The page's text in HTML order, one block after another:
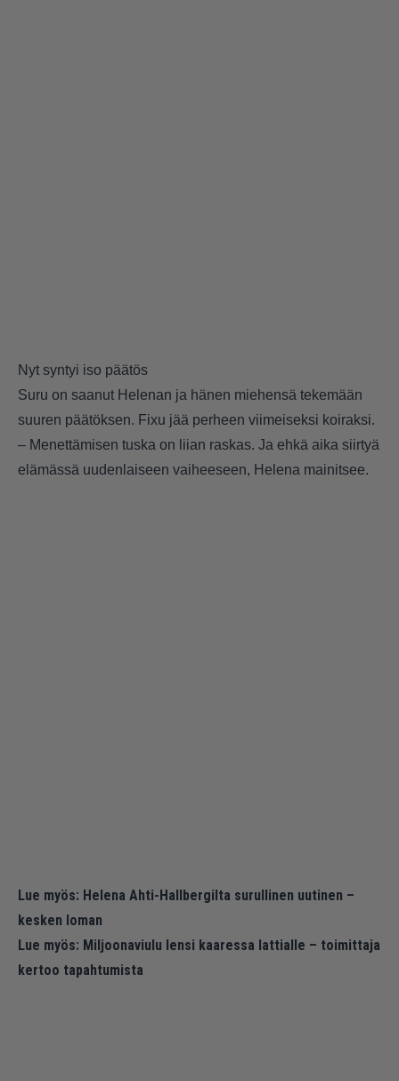
Nyt syntyi iso päätös
Suru on saanut Helenan ja hänen miehensä tekemään
suuren päätöksen. Fixu jää perheen viimeiseksi koiraksi.
– Menettämisen tuska on liian raskas. Ja ehkä aika siirtyä
elämässä uudenlaiseen vaiheeseen, Helena mainitsee.
Lue myös: Helena Ahti-Hallbergilta surullinen uutinen –
kesken loman
Lue myös: Miljoonaviulu lensi kaaressa lattialle – toimittaja
kertoo tapahtumista